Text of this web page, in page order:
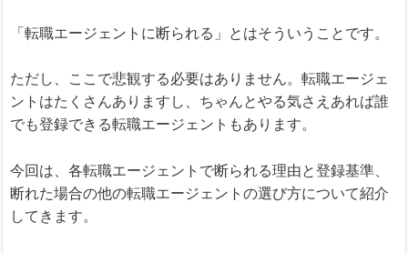
「転職エージェントに断られる」とはそういうことです。
ただし、ここで悲観する必要はありません。転職エージェ
ントはたくさんありますし、ちゃんとやる気さえあれば誰
でも登録できる転職エージェントもあります。
今回は、各転職エージェントで断られる理由と登録基準、
断れた場合の他の転職エージェントの選び方について紹介
してきます。